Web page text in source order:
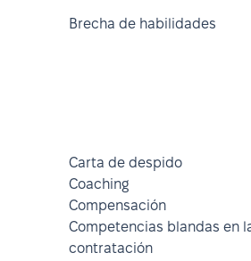
Brecha de habilidades
Carta de despido
Coaching
Compensación
Competencias blandas en
contratación